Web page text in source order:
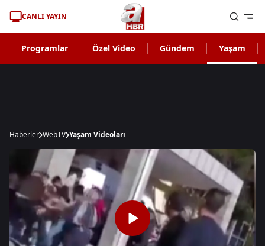
CANLI YAYIN
Programlar Özel Video Gündem Yaşam
Haberler WebTV Yaşam Videoları